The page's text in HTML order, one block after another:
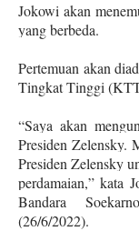
Jokowi akan
yang berbeda.
Pertemuan akan
Tingkat Tinggi
“Saya akan
Presiden Zelensky.
Presiden Zelensky
perdamaian,” kata
Bandara
(26/6/2022).